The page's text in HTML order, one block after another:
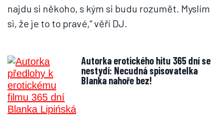
najdu si někoho, s kým si budu rozumět. Myslím
si, že je to to pravé,“ věří DJ.
Autorka erotického hitu 365 dní se
nestydí: Necudná spisovatelka
Blanka nahoře bez!